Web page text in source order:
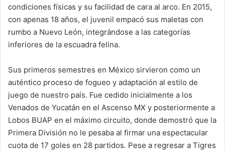
condiciones físicas y su facilidad de cara al arco. En 2015,
con apenas 18 años, el juvenil empacó sus maletas con
rumbo a Nuevo León, integrándose a las categorías
inferiores de la escuadra felina.
Sus primeros semestres en México sirvieron como un
auténtico proceso de fogueo y adaptación al estilo de
juego de nuestro país. Fue cedido inicialmente a los
Venados de Yucatán en el Ascenso MX y posteriormente a
Lobos BUAP en el máximo circuito, donde demostró que la
Primera División no le pesaba al firmar una espectacular
cuota de 17 goles en 28 partidos. Pese a regresar a Tigres